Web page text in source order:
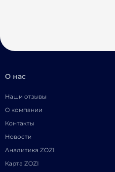
О нас
Наши отзывы
О компании
Контакты
Новости
Аналитика ZOZI
Карта ZOZI